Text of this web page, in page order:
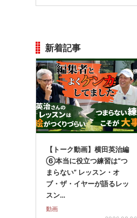
新着記事
【トーク動画】横田英治編
⑥本当に役立つ練習は“つ
まらない” レッスン・オ
ブ・ザ・イヤーが語るレッ
スン…
動画